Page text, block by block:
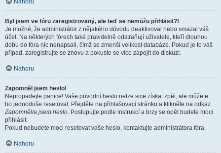
Nahoru
Byl jsem ve fóru zaregistrovaný, ale teď se nemůžu přihlásit?!
Je možné, že administrátor z nějakého důvodu deaktivoval nebo smazal váš
účet. Na některých fórech také pravidelně odstraňují uživatele, kteří dlouhou
dobu do fóra nic nenapsali, čímž se zmenší velikost databáze. Pokud je to váš
případ, zaregistrujte se znovu a pokuste se více zapojit do diskuzí.
Nahoru
Zapomněl jsem heslo!
Nepropadejte panice! Vaše původní heslo nelze sice získat zpět, ale můžete
ho jednoduše resetovat. Přejděte na přihlašovací stránku a klikněte na odkaz
Zapomněl/a jsem heslo. Postupujte podle instrukcí a brzy se opět budete moci
přihlásit.
Pokud nebudete moci resetovat vaše heslo, kontaktujte administrátora fóra.
Nahoru